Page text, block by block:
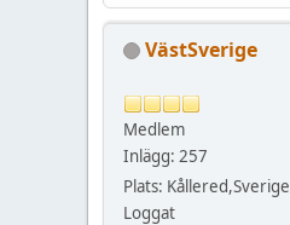
VästSverige
Medlem
Inlägg: 257
Plats: Kållered,Sverige
Loggat